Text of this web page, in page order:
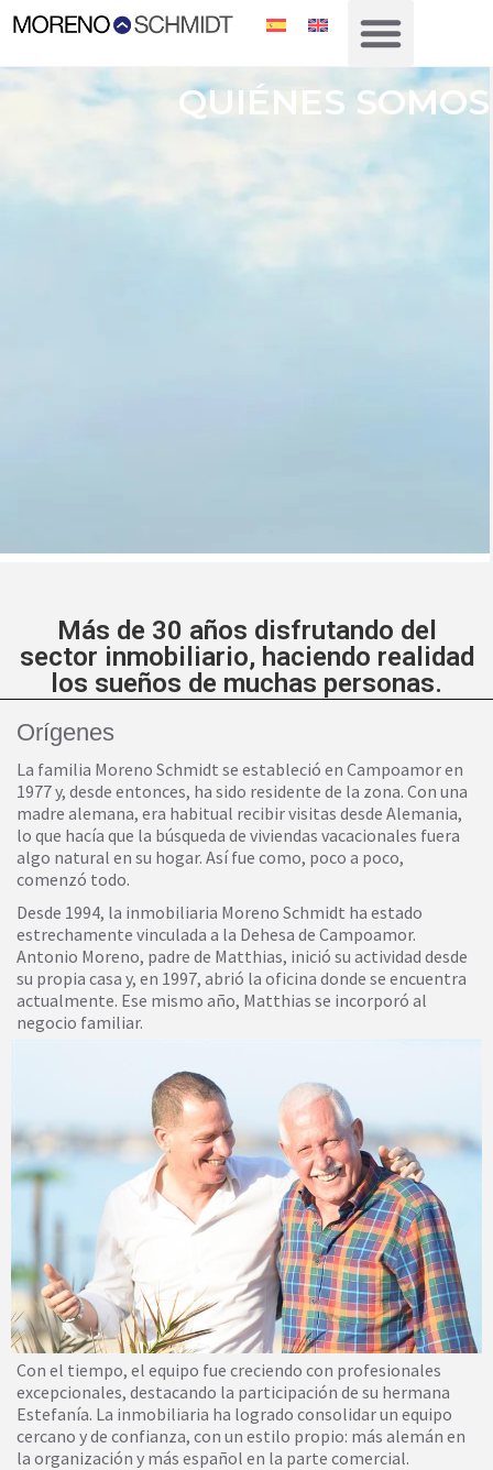
QUIÉNES SOMOS
Más de 30 años disfrutando del
sector inmobiliario, haciendo realidad
los sueños de muchas personas.
Orígenes
La familia Moreno Schmidt se estableció en Campoamor en
1977 y, desde entonces, ha sido residente de la zona. Con una
madre alemana, era habitual recibir visitas desde Alemania,
lo que hacía que la búsqueda de viviendas vacacionales fuera
algo natural en su hogar. Así fue como, poco a poco,
comenzó todo.
Desde 1994, la inmobiliaria Moreno Schmidt ha estado
estrechamente vinculada a la Dehesa de Campoamor.
Antonio Moreno, padre de Matthias, inició su actividad desde
su propia casa y, en 1997, abrió la oficina donde se encuentra
actualmente. Ese mismo año, Matthias se incorporó al
negocio familiar.
Con el tiempo, el equipo fue creciendo con profesionales
excepcionales, destacando la participación de su hermana
Estefanía. La inmobiliaria ha logrado consolidar un equipo
cercano y de confianza, con un estilo propio: más alemán en
la organización y más español en la parte comercial.